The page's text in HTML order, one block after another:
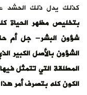
كذلك يدل ذلك الحشد
بتخليص مظهر الحياة
شؤون البشر- جل أم
الشؤون بالأصل الكبير
المطلقة التي تتمثل
الكون كله بتصرف أمر